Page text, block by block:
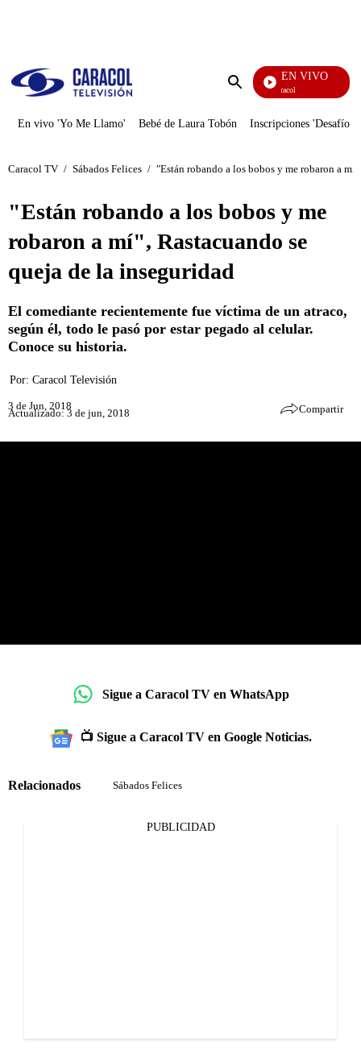
Enviar
EN VIVO
Noticias Caracol
En vivo 'Yo Me Llamo' Bebé de Laura Tobón Inscripciones 'Desafío'
Caracol TV / Sábados Felices / "Están robando a los bobos y me robaron a
"Están robando a los bobos y me
robaron a mí", Rastacuando se
queja de la inseguridad
El comediante recientemente fue víctima de un atraco,
según él, todo le pasó por estar pegado al celular.
Conoce su historia.
Por: Caracol Televisión
3 de Jun, 2018
Actualizado: 3 de jun, 2018 Compartir
Sigue a Caracol TV en WhatsApp
📺 Sigue a Caracol TV en Google Noticias.
Relacionados Sábados Felices
PUBLICIDAD